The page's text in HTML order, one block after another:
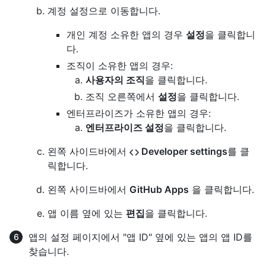
계정 설정으로 이동합니다.
개인 계정 소유한 앱의 경우 설정을 클릭합니
다.
조직이 소유한 앱의 경우:
사용자의 조직을 클릭합니다.
조직 오른쪽에서 설정을 클릭합니다.
엔터프라이즈가 소유한 앱의 경우:
엔터프라이즈 설정을 클릭합니다.
왼쪽 사이드바에서
Developer settings를 클
릭합니다.
왼쪽 사이드바에서 GitHub Apps 을 클릭합니다.
앱 이름 옆에 있는 편집을 클릭합니다.
앱의 설정 페이지에서 "앱 ID" 옆에 있는 앱의 앱 ID를
찾습니다.